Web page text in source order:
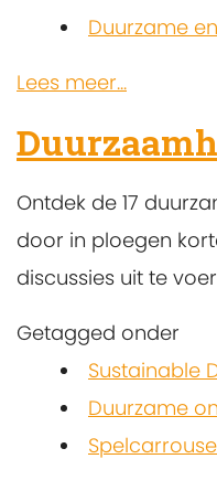
Duurzame
Lees meer...
Ontdek de 17
door in ploegen
discussies uit te
Getagged onder
Sustainable
Duurzame